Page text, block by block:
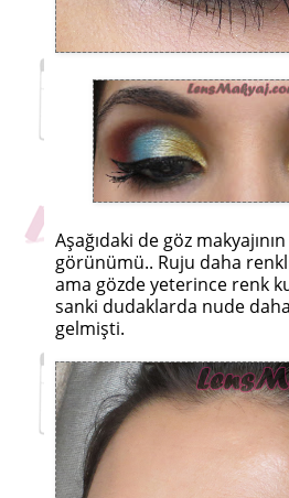
Aşağıdaki de göz
görünümü.. Ruju daha
ama gözde yeterince renk
sanki dudaklarda nude
gelmişti.